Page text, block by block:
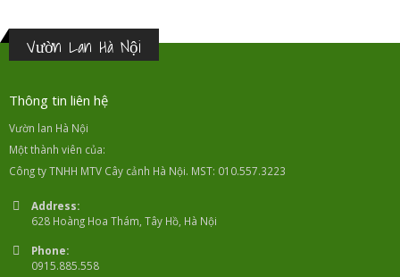
Vườn Lan Hà Nội
Thông tin liên hệ
Vườn lan Hà Nội
Một thành viên của:
Công ty TNHH MTV Cây cảnh Hà Nội. MST: 010.557.3223
Address:
628 Hoàng Hoa Thám, Tây Hồ, Hà Nội
Phone:
0915.885.558